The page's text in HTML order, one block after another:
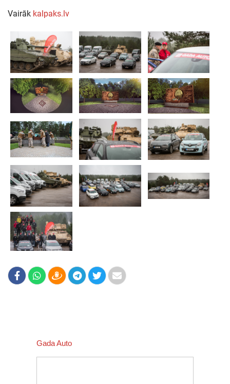
Vairāk kalpaks.lv
Gada Auto